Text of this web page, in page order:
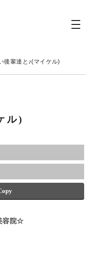
後輩達と♪(マイケル)
ル)
容院☆